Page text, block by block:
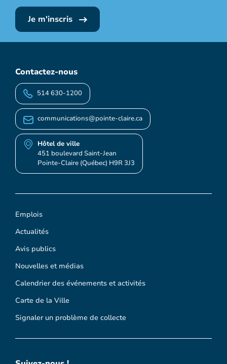
Je m'inscris
Emplois
Actualités
Avis publics
Nouvelles et médias
Calendrier des événements et activités
Carte de la Ville
Signaler un problème de collecte
Contactez-nous
514 630-1200
communications@pointe-claire.ca
Hôtel de ville
451 boulevard Saint-Jean
Pointe-Claire (Québec) H9R 3J3